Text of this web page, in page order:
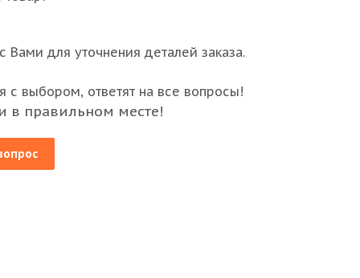
для уточнения деталей заказа.
с выбором, ответят на все вопросы!
в правильном месте!